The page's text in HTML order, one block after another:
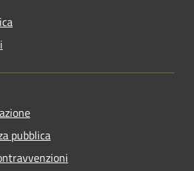
pubblica